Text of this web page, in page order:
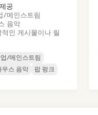
공
/메인스트림
음악
인 게시물이나 릴
/메인스트림
우스 음악
팝 펑크